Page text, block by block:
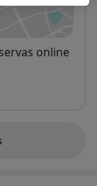
separador
online